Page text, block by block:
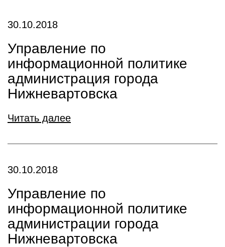
30.10.2018
Управление по
информационной политике
администрация города
Нижневартовска
Читать далее
30.10.2018
Управление по
информационной политике
администрации города
Нижневартовска